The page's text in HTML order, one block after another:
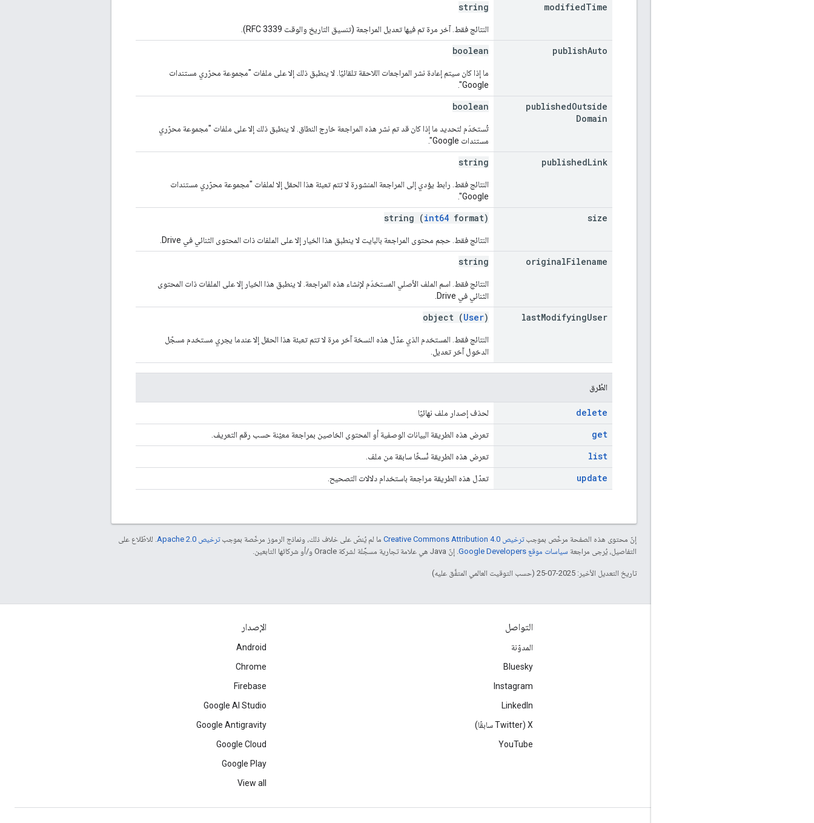
modifiedTime
string
النتائج فقط. آخر مرة تم فيها تعديل المراجعة (تنسيق التاريخ والوقت RFC 3339).
publishAuto
boolean
ما إذا كان سيتم إعادة نشر المراجعات اللاحقة تلقائيًا. لا ينطبق ذلك إلا على ملفات "مجموعة محرّري مستندات
Google".
publishedOutside
Domain
boolean
تُستخدَم لتحديد ما إذا كان قد تم نشر هذه المراجعة خارج النطاق. لا ينطبق ذلك إلا على ملفات "مجموعة محرّري
مستندات Google".
publishedLink
string
النتائج فقط. رابط يؤدي إلى المراجعة المنشورة لا تتم تعبئة هذا الحقل إلا لملفات "مجموعة محرّري مستندات
Google".
size
string (int64 format)
النتائج فقط. حجم محتوى المراجعة بالبايت لا ينطبق هذا الخيار إلا على الملفات ذات المحتوى الثنائي في Drive.
originalFilename
string
النتائج فقط. اسم الملف الأصلي المستخدَم لإنشاء هذه المراجعة. لا ينطبق هذا الخيار إلا على الملفات ذات المحتوى
الثنائي في Drive.
lastModifyingUser
object (User)
النتائج فقط. المستخدم الذي عدّل هذه النسخة آخر مرة لا تتم تعبئة هذا الحقل إلا عندما يجري مستخدم مسجّل
الدخول آخر تعديل.
الطُرق
delete لحذف إصدار ملف نهائيًا
get تعرض هذه الطريقة البيانات الوصفية أو المحتوى الخاصين بمراجعة معيّنة حسب رقم التعريف.
list تعرض هذه الطريقة نُسخًا سابقة من ملف.
update تعدّل هذه الطريقة مراجعة باستخدام دلالات التصحيح.
إنّ محتوى هذه الصفحة مرخّص بموجبترخيص Creative Commons Attribution 4.0‏ ما لم يُنصّ على خلاف ذلك، ونماذج الرموز مرخّصة بموجبترخيص Apache 2.0‏
. للاطّلاع على
التفاصيل، يُرجى مراجعة سياسات موقع Google Developers‏ . إنّ Java هي علامة تجارية مسجَّلة لشركة Oracle و/أو شركائها التابعين.
تاريخ التعديل الأخير: 2025-07-25 (حسب التوقيت العالمي المتفَّق عليه)
التواصل
المدوّنة
Bluesky
Instagram
LinkedIn
‫X ‏(Twitter سابقًا)
YouTube
الإصدار
Android
Chrome
Firebase
Google AI Studio
Google Antigravity
Google Cloud
Google Play
View all